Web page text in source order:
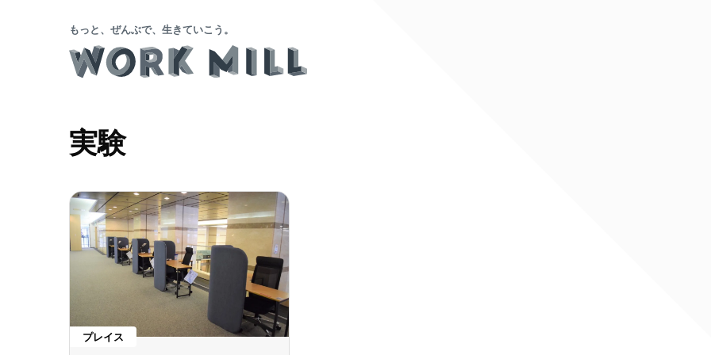
もっと、ぜんぶで、生きていこう。
実験
プレイス